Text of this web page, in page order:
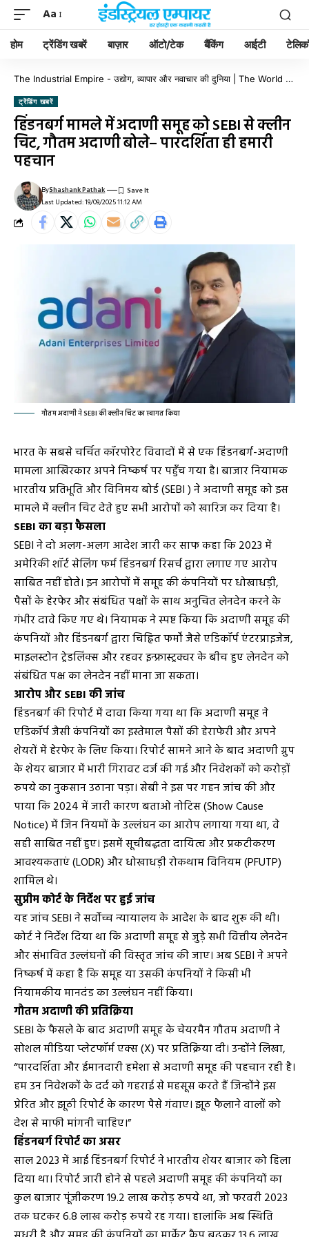
Aa
होम ट्रेंडिंग खबरें बाज़ार ऑटो/टेक बैंकिंग आईटी
The Industrial Empire - उद्योग, व्यापार और नवाचार की दुनिया | The World of Industry, Business & Innovation
ट्रेंडिंग खबरें
हिंडनबर्ग मामले में अदाणी समूह को SEBI से क्लीन
चिट, गौतम अदाणी बोले– पारदर्शिता ही हमारी
पहचान
Last Updated: 19/09/2025 11:12 AM
ByShashank Pathak
गौतम अदाणी ने SEBI की क्लीन चिट का स्वागत किया
भारत के सबसे चर्चित कॉरपोरेट विवादों में से एक हिंडनबर्ग-अदाणी
मामला आखिरकार अपने निष्कर्ष पर पहुँच गया है। बाजार नियामक
भारतीय प्रतिभूति और विनिमय बोर्ड (SEBI ) ने अदाणी समूह को इस
मामले में क्लीन चिट देते हुए सभी आरोपों को खारिज कर दिया है।
SEBI का बड़ा फैसला
SEBI ने दो अलग-अलग आदेश जारी कर साफ कहा कि 2023 में
अमेरिकी शॉर्ट सेलिंग फर्म हिंडनबर्ग रिसर्च द्वारा लगाए गए आरोप
साबित नहीं होते। इन आरोपों में समूह की कंपनियों पर धोखाधड़ी,
पैसों के हेरफेर और संबंधित पक्षों के साथ अनुचित लेनदेन करने के
गंभीर दावे किए गए थे। नियामक ने स्पष्ट किया कि अदाणी समूह की
कंपनियों और हिंडनबर्ग द्वारा चिह्नित फर्मों जैसे एडिकॉर्प एंटरप्राइजेज,
माइलस्टोन ट्रेडलिंक्स और रहवर इन्फ्रास्ट्रक्चर के बीच हुए लेनदेन को
संबंधित पक्ष का लेनदेन नहीं माना जा सकता।
आरोप और SEBI की जांच
हिंडनबर्ग की रिपोर्ट में दावा किया गया था कि अदाणी समूह ने
एडिकॉर्प जैसी कंपनियों का इस्तेमाल पैसों की हेराफेरी और अपने
शेयरों में हेरफेर के लिए किया। रिपोर्ट सामने आने के बाद अदाणी ग्रुप
के शेयर बाजार में भारी गिरावट दर्ज की गई और निवेशकों को करोड़ों
रुपये का नुकसान उठाना पड़ा। सेबी ने इस पर गहन जांच की और
पाया कि 2024 में जारी कारण बताओ नोटिस (Show Cause
Notice) में जिन नियमों के उल्लंघन का आरोप लगाया गया था, वे
सही साबित नहीं हुए। इसमें सूचीबद्धता दायित्व और प्रकटीकरण
आवश्यकताएं (LODR) और धोखाधड़ी रोकथाम विनियम (PFUTP)
शामिल थे।
सुप्रीम कोर्ट के निर्देश पर हुई जांच
यह जांच SEBI ने सर्वोच्च न्यायालय के आदेश के बाद शुरू की थी।
कोर्ट ने निर्देश दिया था कि अदाणी समूह से जुड़े सभी वित्तीय लेनदेन
और संभावित उल्लंघनों की विस्तृत जांच की जाए। अब SEBI ने अपने
निष्कर्ष में कहा है कि समूह या उसकी कंपनियों ने किसी भी
नियामकीय मानदंड का उल्लंघन नहीं किया।
गौतम अदाणी की प्रतिक्रिया
SEBI के फैसले के बाद अदाणी समूह के चेयरमैन गौतम अदाणी ने
सोशल मीडिया प्लेटफॉर्म एक्स (X) पर प्रतिक्रिया दी। उन्होंने लिखा,
“पारदर्शिता और ईमानदारी हमेशा से अदाणी समूह की पहचान रही है।
हम उन निवेशकों के दर्द को गहराई से महसूस करते हैं जिन्होंने इस
प्रेरित और झूठी रिपोर्ट के कारण पैसे गंवाए। झूठ फैलाने वालों को
देश से माफी मांगनी चाहिए।”
हिंडनबर्ग रिपोर्ट का असर
साल 2023 में आई हिंडनबर्ग रिपोर्ट ने भारतीय शेयर बाजार को हिला
दिया था। रिपोर्ट जारी होने से पहले अदाणी समूह की कंपनियों का
कुल बाजार पूंजीकरण 19.2 लाख करोड़ रुपये था, जो फरवरी 2023
तक घटकर 6.8 लाख करोड़ रुपये रह गया। हालांकि अब स्थिति